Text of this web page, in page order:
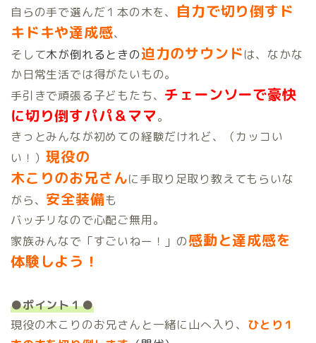
自らの手で選んだ１本の木を、 自力で切り倒すド
キドキや達成感、
そして木が倒れるときの迫力のサウンドは、なかな
か日常生活では得がたいもの。
手引きで頑張る子どもたち、 チェーンソーで豪快
に切り倒すパパ＆ママ。
きっとみんなが初めての経験だけれど、（カッコい
い！）現役の
木こりのお兄さんに手取り足取り教えてもらいな
がら、 安全装備も
バッチリなので心配ご無用。
家族みんなで「すごいねー！」の感動と達成感を
体験しよう！
●ポイント１●
現役の木こりのお兄さんと一緒に山へ入り、 ひとり１